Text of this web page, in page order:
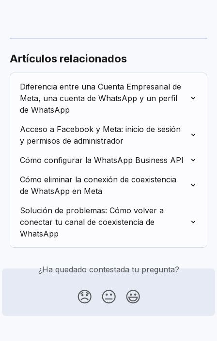
Artículos relacionados
Diferencia entre una Cuenta Empresarial de
Meta, una cuenta de WhatsApp y un perfil
de WhatsApp
Acceso a Facebook y Meta: inicio de sesión
y permisos de administrador
Cómo configurar la WhatsApp Business API
Cómo eliminar la conexión de coexistencia
de WhatsApp en Meta
Solución de problemas: Cómo volver a
conectar tu canal de coexistencia de
WhatsApp
¿Ha quedado contestada tu pregunta?
😞 😐 😃